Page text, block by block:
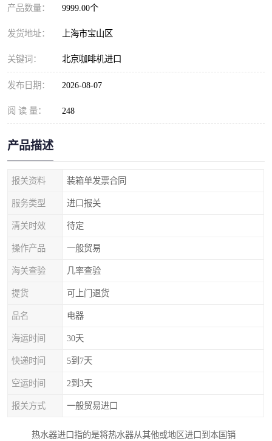
产品数量： 9999.00个
发货地址： 上海市宝山区
关键词： 北京咖啡机进口
发布日期： 2026-08-07
阅 读 量： 248
产品描述
报关资料 装箱单发票合同
服务类型 进口报关
清关时效 待定
操作产品 一般贸易
海关查验 几率查验
提货 可上门退货
品名 电器
海运时间 30天
快递时间 5到7天
空运时间 2到3天
报关方式 一般贸易进口
热水器进口指的是将热水器从其他或地区进口到本国销